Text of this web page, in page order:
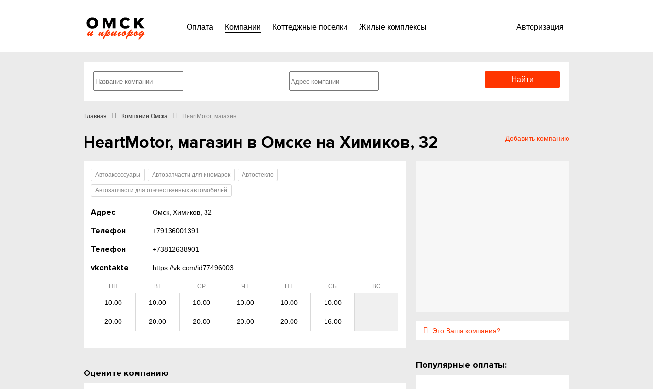
Оплата Компании Коттеджные поселки Жилые комплексы Авторизация
Главная Компании Омска HeartMotor, магазин
Добавить компанию
HeartMotor, магазин в Омске на Химиков, 32
Автоаксессуары Автозапчасти для иномарок Автостекло
Автозапчасти для отечественных автомобилей
Адрес Омск, Химиков, 32
Телефон +79136001391
Телефон +73812638901
vkontakte https://vk.com/id77496003
ПН ВТ СР ЧТ ПТ СБ ВС
10:00 10:00 10:00 10:00 10:00 10:00
20:00 20:00 20:00 20:00 20:00 16:00
Оцените компанию
Это Ваша компания?
Популярные оплаты: